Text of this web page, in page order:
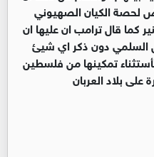
لحصة الكيان الصهيوني
كما قال ترامب ان عليها ان
السلمي دون ذكر اي شيئ
تمكينها من فلسطين
على بلاد العربان